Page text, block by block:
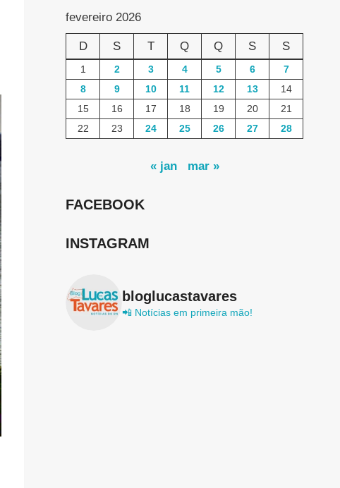
fevereiro 2026
D S T Q Q S S
1 2 3 4 5 6
7
8
9 10 11 12 13
14
15
16 17 18 19 20
21
22
23 24 25 26 27 28
« jan mar »
FACEBOOK
INSTAGRAM
bloglucastavares
📲 Notícias em primeira mão!